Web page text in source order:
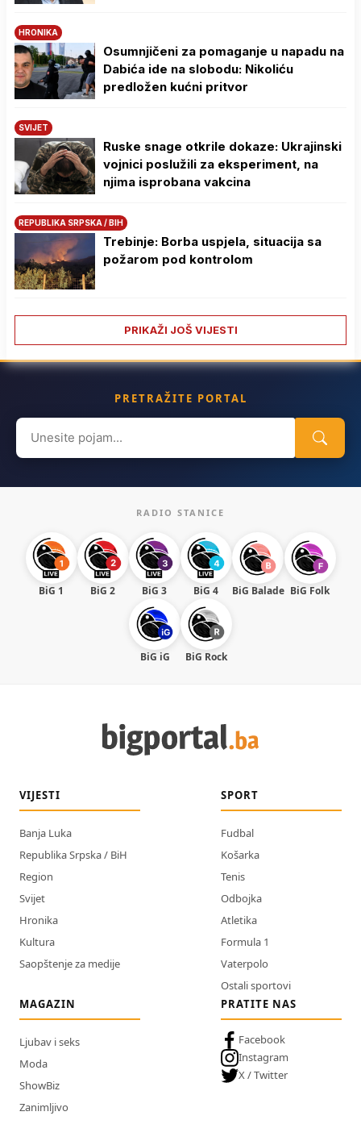
HRONIKA
Osumnjičeni za pomaganje u napadu na
Dabića ide na slobodu: Nikoliću
predložen kućni pritvor
SVIJET
Ruske snage otkrile dokaze: Ukrajinski
vojnici poslužili za eksperiment, na
njima isprobana vakcina
REPUBLIKA SRPSKA / BIH
Trebinje: Borba uspjela, situacija sa
požarom pod kontrolom
PRIKAŽI JOŠ VIJESTI
PRETRAŽITE PORTAL
Search
for:
RADIO STANICE
BiG 1 BiG 2 BiG 3 BiG 4 BiG Balade BiG Folk
BiG iG BiG Rock
VIJESTI
Banja Luka
Republika Srpska / BiH
Region
Svijet
Hronika
Kultura
Saopštenje za medije
SPORT
Fudbal
Košarka
Tenis
Odbojka
Atletika
Formula 1
Vaterpolo
Ostali sportovi
MAGAZIN
Ljubav i seks
Moda
ShowBiz
Zanimljivo
PRATITE NAS
Facebook
Instagram
X / Twitter